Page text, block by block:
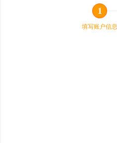
1
填写账户信息